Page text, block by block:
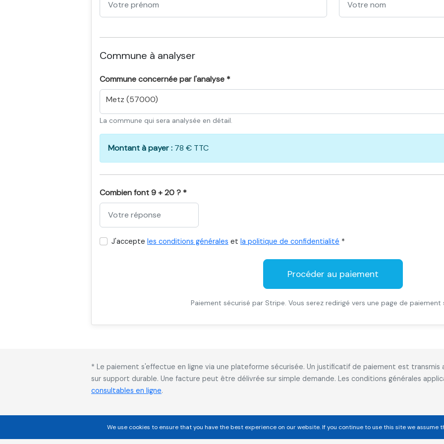
Commune à analyser
Commune concernée par l'analyse *
Metz (57000)
La commune qui sera analysée en détail.
Montant à payer : 78 € TTC
Combien font 9 + 20 ? *
J'accepte les conditions générales et la politique de confidentialité *
Procéder au paiement
Paiement sécurisé par Stripe. Vous serez redirigé vers une page de paiement
* Le paiement s'effectue en ligne via une plateforme sécurisée. Un justificatif de paiement est
sur support durable. Une facture peut être délivrée sur simple demande. Les conditions générales
consultables en ligne.
We use cookies to ensure that you have the best experience on our website. If you continue to use this site we assume